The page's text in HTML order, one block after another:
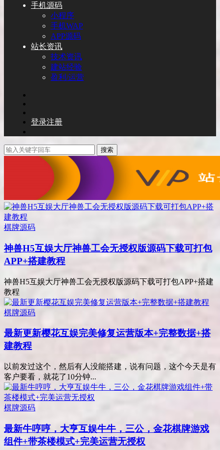
手机源码
小程序
手机WAP
APP源码
站长资讯
技术资讯
建站经验
盈利/运营
登录注册
搜索
棋牌源码
神兽H5互娱大厅神兽工会无授权版源码下载可打包
APP+搭建教程
神兽H5互娱大厅神兽工会无授权版源码下载可打包APP+搭建
教程
棋牌源码
最新更新樱花互娱完美修复运营版本+完整数据+搭
建教程
以前发过这个，然后有人没能搭建，说有问题，这个今天是有
客户要看，就花了10分钟...
棋牌源码
最新牛哼哼，大亨互娱牛牛，三公，金花棋牌游戏
组件+带茶楼模式+完美运营无授权